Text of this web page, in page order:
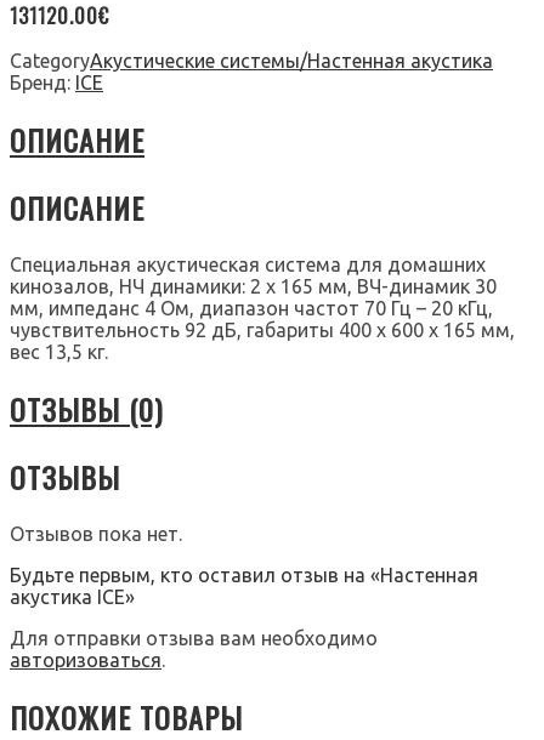
131120.00€
CategoryАкустические системы/Настенная акустика
Бренд: ICE
ОПИСАНИЕ
ОПИСАНИЕ
Специальная акустическая система для домашних
кинозалов, НЧ динамики: 2 х 165 мм, ВЧ-динамик 30
мм, импеданс 4 Ом, диапазон частот 70 Гц – 20 кГц,
чувствительность 92 дБ, габариты 400 x 600 x 165 мм,
вес 13,5 кг.
ОТЗЫВЫ (0)
ОТЗЫВЫ
Отзывов пока нет.
Будьте первым, кто оставил отзыв на «Настенная
акустика ICE»
Для отправки отзыва вам необходимо
авторизоваться.
ПОХОЖИЕ ТОВАРЫ